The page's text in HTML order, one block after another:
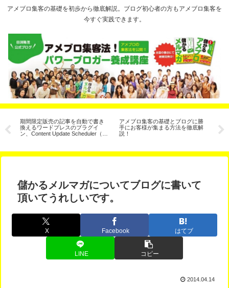
アメブロ集客の基礎を初歩から徹底解説。ブログ初心者の方もアメブロ集客を
今すぐ実践できます。
期間限定販売の記事を自動で書き
換えるワードプレスのプラグイ
ン、Content Update Scheduler（コ
アメブロ集客の基礎とブログに勝
手にお客様が集まる方法を徹底解
説！
ル
で
儲かるメルマガについてブログに書いて
頂いてうれしいです。
X Facebook はてブ
LINE コピー
2014.04.14